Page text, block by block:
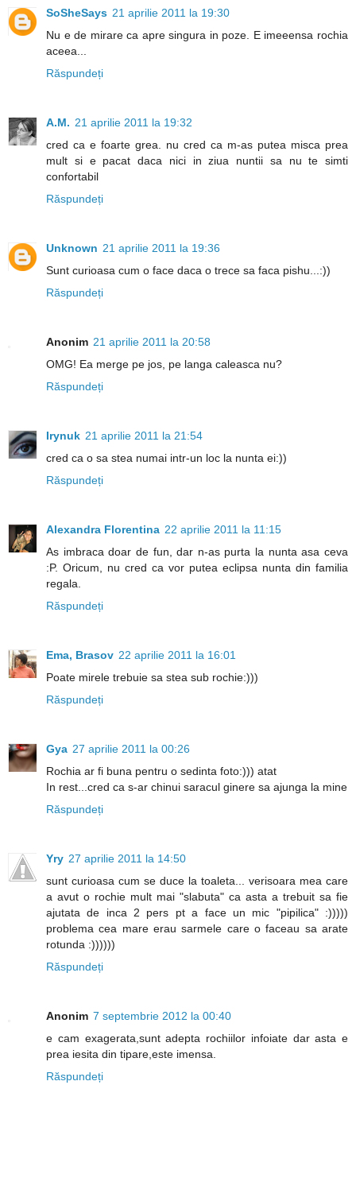
SoSheSays 21 aprilie 2011 la 19:30
Nu e de mirare ca apre singura in poze. E imeeensa rochia
aceea...
Răspundeți
A.M. 21 aprilie 2011 la 19:32
cred ca e foarte grea. nu cred ca m-as putea misca prea
mult si e pacat daca nici in ziua nuntii sa nu te simti
confortabil
Răspundeți
Unknown 21 aprilie 2011 la 19:36
Sunt curioasa cum o face daca o trece sa faca pishu...:))
Răspundeți
Anonim 21 aprilie 2011 la 20:58
OMG! Ea merge pe jos, pe langa caleasca nu?
Răspundeți
Irynuk 21 aprilie 2011 la 21:54
cred ca o sa stea numai intr-un loc la nunta ei:))
Răspundeți
Alexandra Florentina 22 aprilie 2011 la 11:15
As imbraca doar de fun, dar n-as purta la nunta asa ceva
:P. Oricum, nu cred ca vor putea eclipsa nunta din familia
regala.
Răspundeți
Ema, Brasov 22 aprilie 2011 la 16:01
Poate mirele trebuie sa stea sub rochie:)))
Răspundeți
Gya 27 aprilie 2011 la 00:26
Rochia ar fi buna pentru o sedinta foto:))) atat
In rest...cred ca s-ar chinui saracul ginere sa ajunga la mine
Răspundeți
Yry 27 aprilie 2011 la 14:50
sunt curioasa cum se duce la toaleta... verisoara mea care
a avut o rochie mult mai "slabuta" ca asta a trebuit sa fie
ajutata de inca 2 pers pt a face un mic "pipilica" :)))))
problema cea mare erau sarmele care o faceau sa arate
rotunda :))))))
Răspundeți
Anonim 7 septembrie 2012 la 00:40
e cam exagerata,sunt adepta rochiilor infoiate dar asta e
prea iesita din tipare,este imensa.
Răspundeți